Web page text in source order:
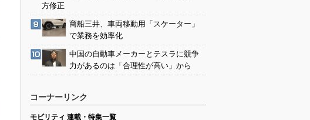
方修正
商船三井、車両移動用「スケーター」
で業務を効率化
中国の自動車メーカーとテスラに競争
力があるのは「合理性が高い」から
コーナーリンク
モビリティ 連載・特集一覧